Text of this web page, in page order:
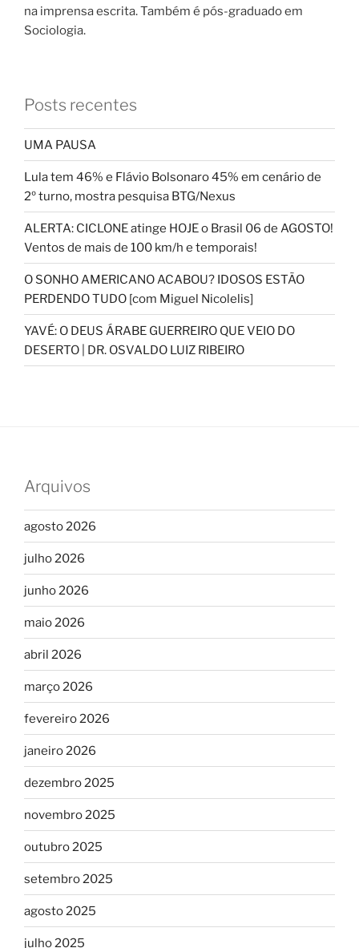
na imprensa escrita. Também é pós-graduado em
Sociologia.
Posts recentes
UMA PAUSA
Lula tem 46% e Flávio Bolsonaro 45% em cenário de
2º turno, mostra pesquisa BTG/Nexus
ALERTA: CICLONE atinge HOJE o Brasil 06 de AGOSTO!
Ventos de mais de 100 km/h e temporais!
O SONHO AMERICANO ACABOU? IDOSOS ESTÃO
PERDENDO TUDO [com Miguel Nicolelis]
YAVÉ: O DEUS ÁRABE GUERREIRO QUE VEIO DO
DESERTO | DR. OSVALDO LUIZ RIBEIRO
Arquivos
agosto 2026
julho 2026
junho 2026
maio 2026
abril 2026
março 2026
fevereiro 2026
janeiro 2026
dezembro 2025
novembro 2025
outubro 2025
setembro 2025
agosto 2025
julho 2025